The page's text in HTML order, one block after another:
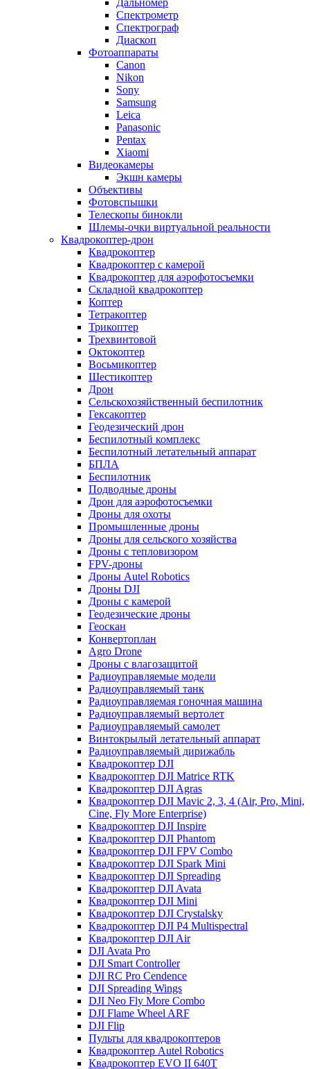
Дальномер
Спектрометр
Спектрограф
Диаскоп
Фотоаппараты
Canon
Nikon
Sony
Samsung
Leica
Panasonic
Pentax
Xiaomi
Видеокамеры
Экшн камеры
Объективы
Фотовспышки
Телескопы бинокли
Шлемы-очки виртуальной реальности
Квадрокоптер-дрон
Квадрокоптер
Квадрокоптер с камерой
Квадрокоптер для аэрофотосъемки
Складной квадрокоптер
Коптер
Тетракоптер
Трикоптер
Трехвинтовой
Октокоптер
Восьмикоптер
Шестикоптер
Дрон
Сельскохозяйственный беспилотник
Гексакоптер
Геодезический дрон
Беспилотный комплекс
Беспилотный летательный аппарат
БПЛА
Беспилотник
Подводные дроны
Дрон для аэрофотосъемки
Дроны для охоты
Промышленные дроны
Дроны для сельского хозяйства
Дроны с тепловизором
FPV-дроны
Дроны Autel Robotics
Дроны DJI
Дроны с камерой
Геодезические дроны
Геоскан
Конвертоплан
Agro Drone
Дроны с влагозащитой
Радиоуправляемые модели
Радиоуправляемый танк
Радиоуправляемая гоночная машина
Радиоуправляемый вертолет
Радиоуправляемый самолет
Винтокрылый летательный аппарат
Радиоуправляемый дирижабль
Квадрокоптер DJI
Квадрокоптер DJI Matrice RTK
Квадрокоптер DJI Agras
Квадрокоптер DJI Mavic 2, 3, 4 (Air, Pro, Mini,
Cine, Fly More Enterprise)
Квадрокоптер DJI Inspire
Квадрокоптер DJI Phantom
Квадрокоптер DJI FPV Combo
Квадрокоптер DJI Spark Mini
Квадрокоптер DJI Spreading
Квадрокоптер DJI Avata
Квадрокоптер DJI Mini
Квадрокоптер DJI Crystalsky
Квадрокоптер DJI P4 Multispectral
Квадрокоптер DJI Air
DJI Avata Pro
DJI Smart Controller
DJI RC Pro Cendence
DJI Spreading Wings
DJI Neo Fly More Combo
DJI Flame Wheel ARF
DJI Flip
Пульты для квадрокоптеров
Квадрокоптер Autel Robotics
Квадрокоптер EVO II 640T